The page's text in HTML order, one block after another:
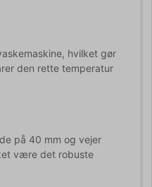
hvilket gør
den rette temperatur
på 40 mm og vejer
være det robuste